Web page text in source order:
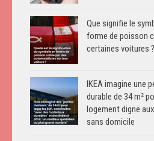
Que signifie le
forme de poisson
certaines voitures ?
IKEA imagine une
durable de 34 m²
logement digne
sans domicile